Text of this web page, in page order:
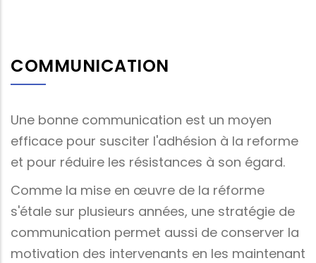
COMMUNICATION
Une bonne communication est un moyen
efficace pour susciter l'adhésion à la reforme
et pour réduire les résistances à son égard.
Comme la mise en œuvre de la réforme
s'étale sur plusieurs années, une stratégie de
communication permet aussi de conserver la
motivation des intervenants en les maintenant